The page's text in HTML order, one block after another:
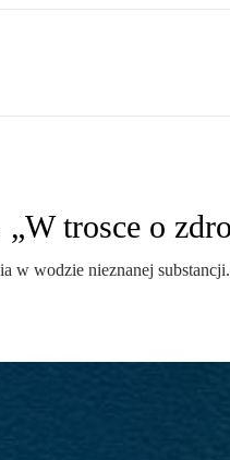
trosce o
wodzie nieznanej